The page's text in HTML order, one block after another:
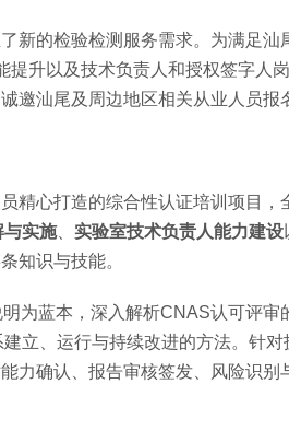
新的检验检测服务需求。为满足汕
升以及技术负责人和授权签字人
邀汕尾及周边地区相关从业人员报
精心打造的综合性认证培训项目，
与实施、 实验室技术负责人能力建设
知识与技能。
为蓝本，深入解析CNAS认可评审
立、运行与持续改进的方法。针
力确认、报告审核签发、风险识别